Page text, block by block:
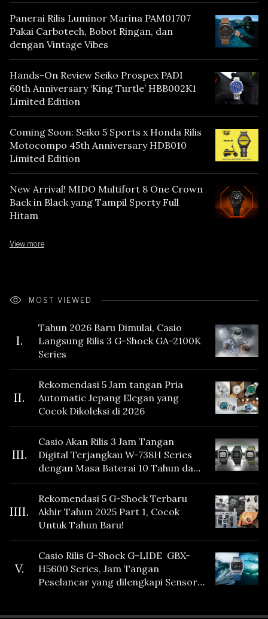
Panerai Rilis Luminor Marina PAM01707
Pakai Carbotech, Bobot Ringan, dan
dengan Vintage Vibes
Hands-On Review Seiko Prospex PADI
60th Anniversary ‘King Turtle’ HBB002K1
Limited Edition
Coming Soon: Seiko 5 Sports x Honda Rilis
Motocompo 45th Anniversary HDB010
Limited Edition
New Arrival! MIDO Multifort 8 One Crown
Back in Black yang Tampil Sporty Full
Hitam
View more
MOST VIEWED
I.
Tahun 2026 Baru Dimulai, Casio
Langsung Rilis 3 G-Shock GA-2100K
Series
II.
Rekomendasi 5 Jam tangan Pria
Automatic Jepang Elegan yang
Cocok Dikoleksi di 2026
III.
Casio Akan Rilis 3 Jam Tangan
Digital Terjangkau W-738H Series
dengan Masa Baterai 10 Tahun dan
Fitur Vibration
IIII.
Rekomendasi 5 G-Shock Terbaru
Akhir Tahun 2025 Part 1, Cocok
Untuk Tahun Baru!
V.
Casio Rilis G-Shock G-LIDE GBX-
H5600 Series, Jam Tangan
Peselancar yang dilengkapi Sensor